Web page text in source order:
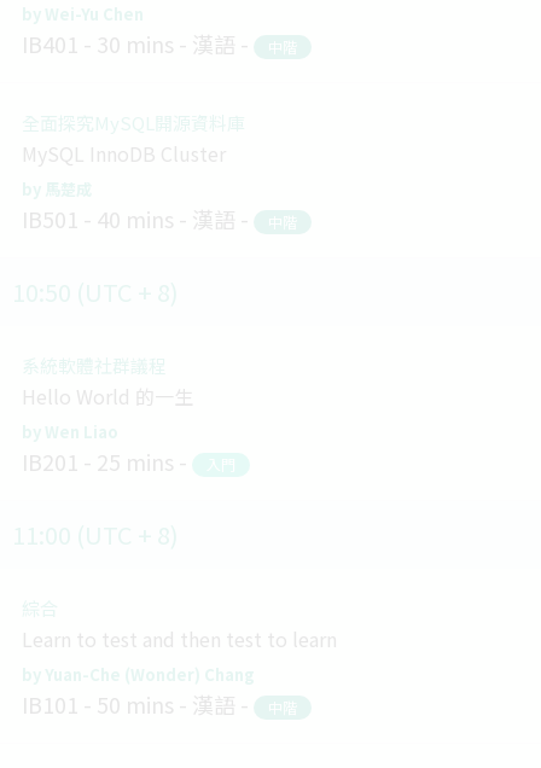
Wei-Yu Chen
IB401 30 mins 漢語 中階
全面探究MySQL開源資料庫
MySQL InnoDB Cluster
馬楚成
IB501 40 mins 漢語 中階
系統軟體社群議程
Hello World 的一生
Wen Liao
IB201 25 mins 入門
綜合
Learn to test and then test to learn
Yuan-Che (Wonder) Chang
IB101 50 mins 漢語 中階